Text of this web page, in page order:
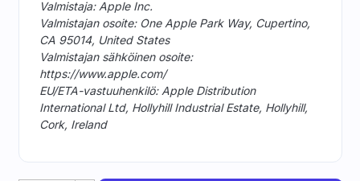
Valmistaja: Apple Inc.
Valmistajan osoite: One Apple Park Way, Cupertino,
CA 95014, United States
Valmistajan sähköinen osoite:
https://www.apple.com/
EU/ETA-vastuuhenkilö: Apple Distribution
International Ltd, Hollyhill Industrial Estate, Hollyhill,
Cork, Ireland